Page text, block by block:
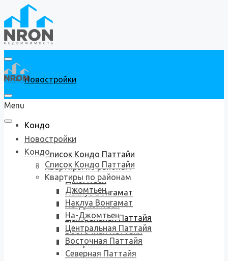
Новостройки
Кондо
Список Кондо Паттайи
Квартиры по районам
Джомтьен
Наклуа Вонгамат
На-Джомтьен
Центральная Паттайя
Восточная Паттайя
Северная Паттайя
Menu
Новостройки
Кондо
Список Кондо Паттайи
Квартиры по районам
Джомтьен
Наклуа Вонгамат
На-Джомтьен
Центральная Паттайя
Восточная Паттайя
Северная Паттайя